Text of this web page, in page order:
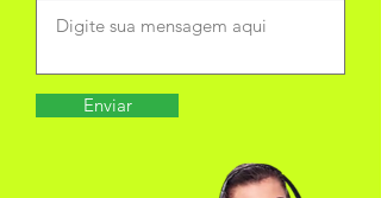
Enviar